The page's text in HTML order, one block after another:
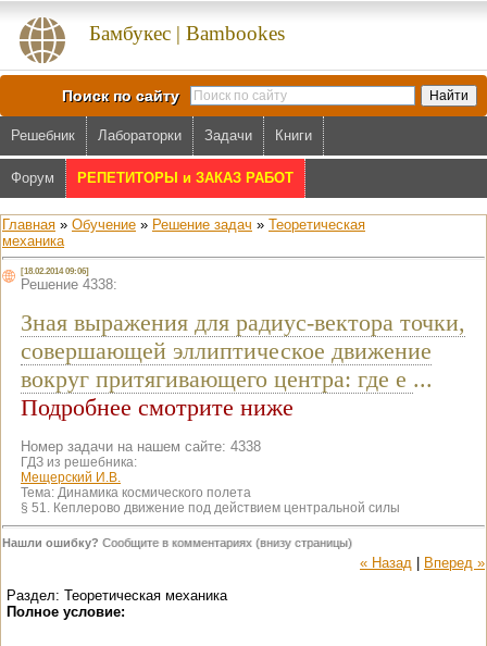
Бамбукес | Bambookes
Поиск по сайту
Решебник Лабораторки Задачи Книги
Форум РЕПЕТИТОРЫ и ЗАКАЗ РАБОТ
Главная » Обучение » Решение задач » Теоретическая
механика
[18.02.2014 09:06]
Решение 4338:
Зная выражения для радиус-вектора точки,
совершающей эллиптическое движение
вокруг притягивающего центра: где e ...
Подробнее смотрите ниже
Номер задачи на нашем сайте: 4338
ГДЗ из решебника:
Мещерский И.В.
Тема: Динамика космического полета
§ 51. Кеплерово движение под действием центральной силы
Нашли ошибку? Сообщите в комментариях (внизу страницы)
« Назад
Вперед »
Раздел: Теоретическая механика
Полное условие: